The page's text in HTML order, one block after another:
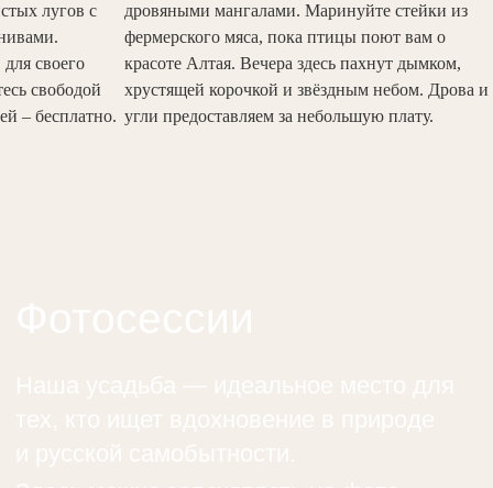
лугов с
своего
свободой
– бесплатно.
дровяными мангалами. Маринуйте стейки из
фермерского мяса, пока птицы поют вам о
красоте Алтая. Вечера здесь пахнут дымком,
хрустящей корочкой и звёздным небом. Дрова и
угли предоставляем за небольшую плату.